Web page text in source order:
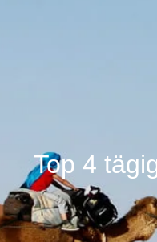
Top 4